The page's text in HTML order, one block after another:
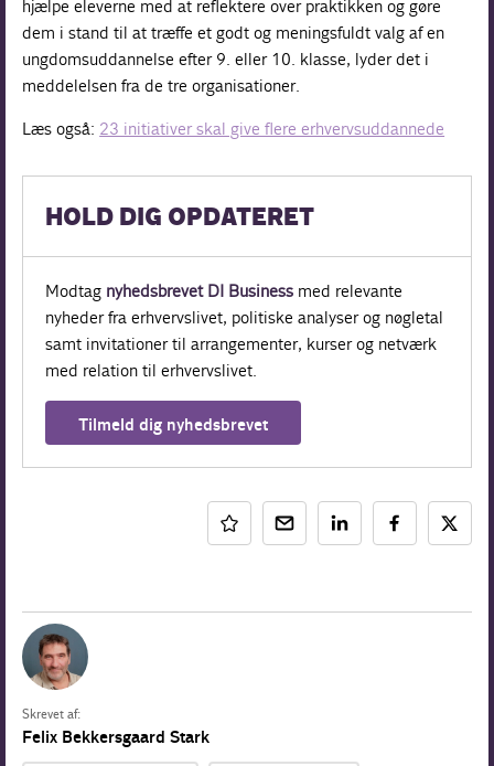
hjælpe eleverne med at reflektere over praktikken og gøre
dem i stand til at træffe et godt og meningsfuldt valg af en
ungdomsuddannelse efter 9. eller 10. klasse, lyder det i
meddelelsen fra de tre organisationer.
Læs også: 23 initiativer skal give flere erhvervsuddannede
HOLD DIG OPDATERET
Modtag nyhedsbrevet DI Business med relevante
nyheder fra erhvervslivet, politiske analyser og nøgletal
samt invitationer til arrangementer, kurser og netværk
med relation til erhvervslivet.
Tilmeld dig nyhedsbrevet
Skrevet af:
Felix Bekkersgaard Stark